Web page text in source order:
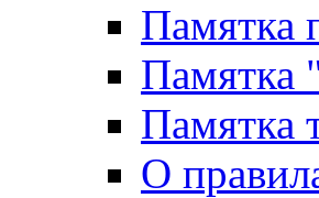
Памятка
Памятка
Памятка
О